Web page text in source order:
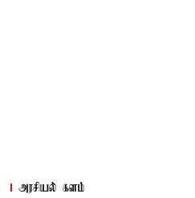
அரசியல் களம்